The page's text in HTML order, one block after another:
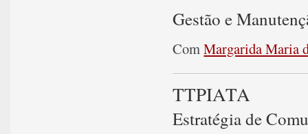
Gestão e
ComMargarida Maria
TTPIATA
Estratégia de